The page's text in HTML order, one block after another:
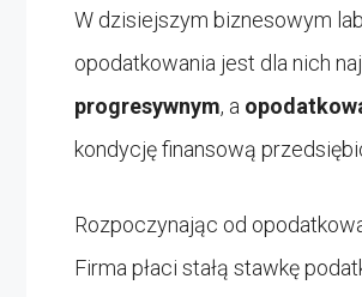
W dzisiejszym biznesowym
opodatkowania jest dla nich
progresywnym, a
kondycję finansową
Rozpoczynając od
Firma płaci stałą stawkę